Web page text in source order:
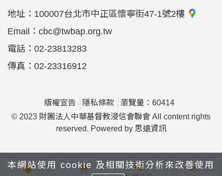
地址： 100007台北市中正區懷寧街47-1號2樓
Email： cbc@twbap.org.tw
電話： 02-23813283
傳真： 02-23316912
版權宣告 隱私條款
瀏覽量：60414
© 2023 財團法人中華基督教浸信會聯會 All content rights
reserved. Powered by 思遠資訊
本網站使用 cookie 及相關技術分析來改善使用